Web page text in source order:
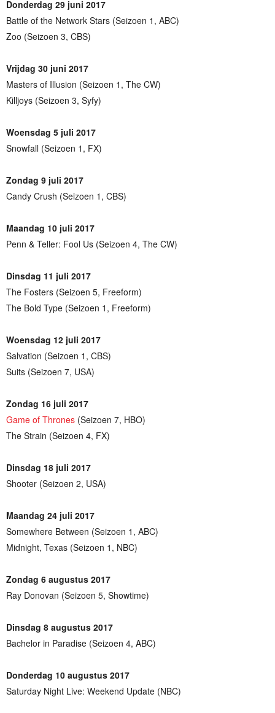
Donderdag 29 juni 2017
Battle of the Network Stars (Seizoen 1, ABC)
Zoo (Seizoen 3, CBS)
Vrijdag 30 juni 2017
Masters of Illusion (Seizoen 1, The CW)
Killjoys (Seizoen 3, Syfy)
Woensdag 5 juli 2017
Snowfall (Seizoen 1, FX)
Zondag 9 juli 2017
Candy Crush (Seizoen 1, CBS)
Maandag 10 juli 2017
Penn & Teller: Fool Us (Seizoen 4, The CW)
Dinsdag 11 juli 2017
The Fosters (Seizoen 5, Freeform)
The Bold Type (Seizoen 1, Freeform)
Woensdag 12 juli 2017
Salvation (Seizoen 1, CBS)
Suits (Seizoen 7, USA)
Zondag 16 juli 2017
Game of Thrones (Seizoen 7, HBO)
The Strain (Seizoen 4, FX)
Dinsdag 18 juli 2017
Shooter (Seizoen 2, USA)
Maandag 24 juli 2017
Somewhere Between (Seizoen 1, ABC)
Midnight, Texas (Seizoen 1, NBC)
Zondag 6 augustus 2017
Ray Donovan (Seizoen 5, Showtime)
Dinsdag 8 augustus 2017
Bachelor in Paradise (Seizoen 4, ABC)
Donderdag 10 augustus 2017
Saturday Night Live: Weekend Update (NBC)